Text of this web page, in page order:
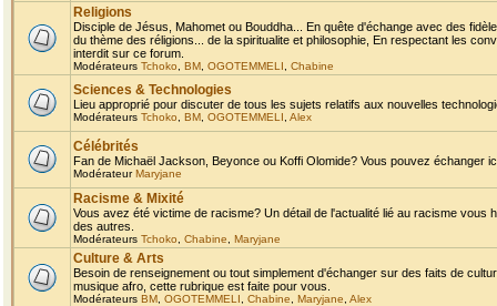
Religions
Disciple de Jésus, Mahomet ou Bouddha... En quête d'échange avec des
du thème des réligions... de la spiritualite et philosophie, En respectant les
interdit sur ce forum.
Modérateurs Tchoko BM OGOTEMMELI Chabine
Sciences & Technologies
Lieu approprié pour discuter de tous les sujets relatifs aux nouvelles
Modérateurs Tchoko BM OGOTEMMELI Alex
Célébrités
Fan de Michaël Jackson, Beyonce ou Koffi Olomide? Vous pouvez échanger
ModérateurMaryjane
Racisme & Mixité
Vous avez été victime de racisme? Un détail de l'actualité lié au racisme
des autres.
Modérateurs Tchoko Chabine Maryjane
Culture & Arts
Besoin de renseignement ou tout simplement d'échanger sur des faits de
musique afro, cette rubrique est faite pour vous.
Modérateurs BM OGOTEMMELI Chabine Maryjane Alex